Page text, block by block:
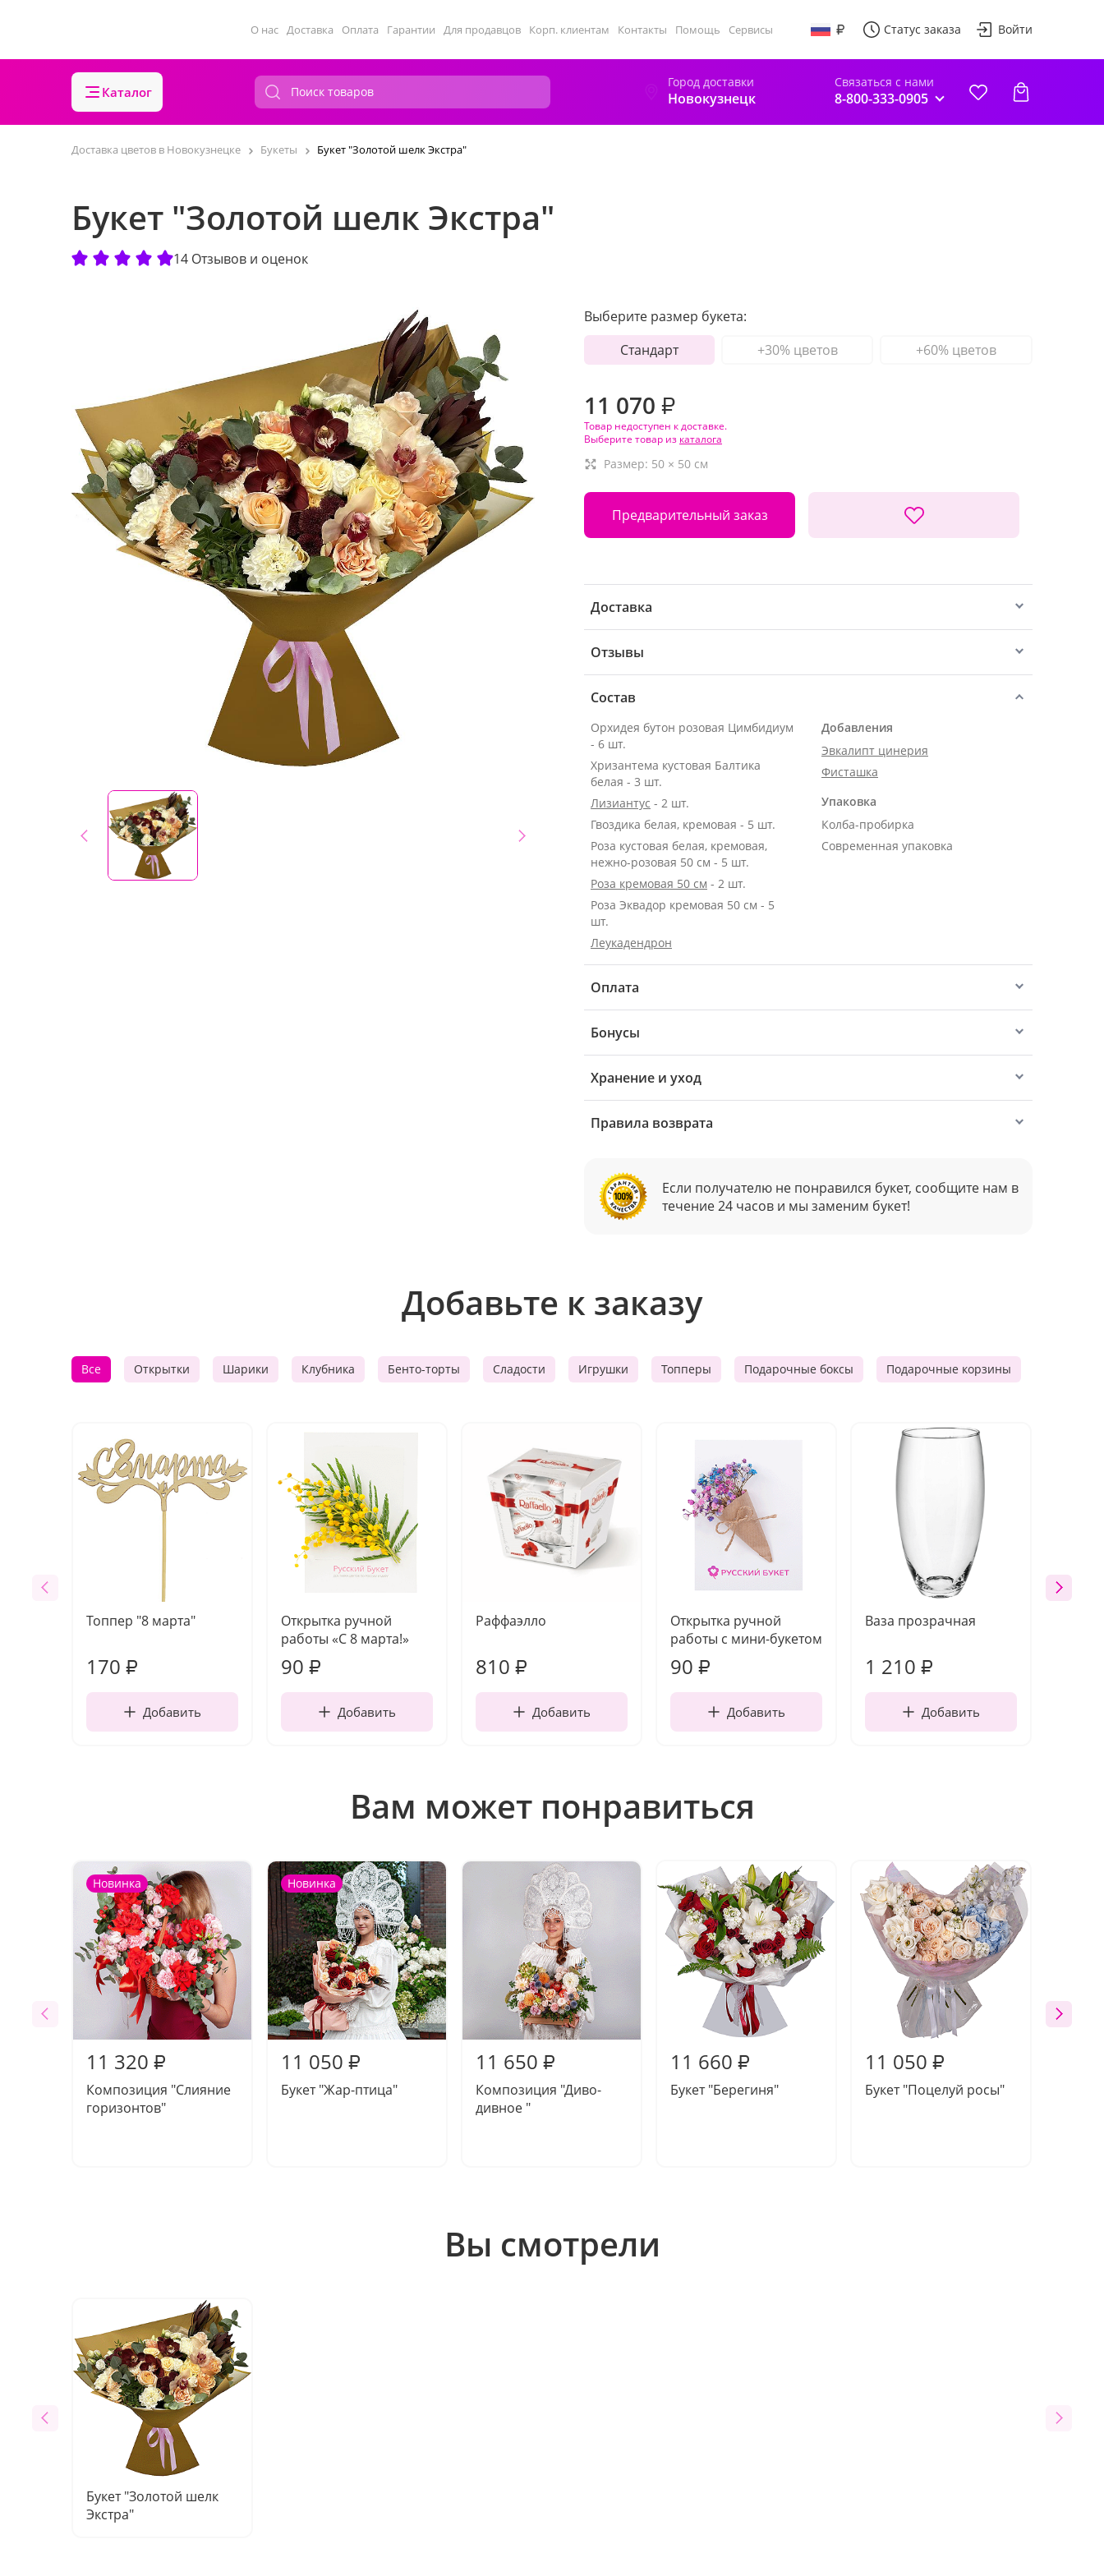
О нас Доставка Оплата Гарантии Для продавцов Корп. клиентам Контакты Помощь Сервисы Статус заказа Войти
Каталог
Город доставки
Новокузнецк
Связаться с нами
8-800-333-0905
Доставка цветов в Новокузнецке Букеты Букет "Золотой шелк Экстра"
Букет "Золотой шелк Экстра"
14 Отзывов и оценок
Выберите размер букета:
Стандарт
+30% цветов +60% цветов
11 070 ₽
Товар недоступен к доставке.
Выберите товар из каталога
Размер: 50 × 50 см
Предварительный заказ
Доставка
Отзывы
Состав
Орхидея бутон розовая Цимбидиум
- 6 шт.
Хризантема кустовая Балтика
белая - 3 шт.
Лизиантус - 2 шт.
Гвоздика белая, кремовая - 5 шт.
Роза кустовая белая, кремовая,
нежно-розовая 50 см - 5 шт.
Роза кремовая 50 см - 2 шт.
Роза Эквадор кремовая 50 см - 5
шт.
Леукадендрон
Добавления
Эвкалипт цинерия
Фисташка
Упаковка
Колба-пробирка
Современная упаковка
Оплата
Бонусы
Хранение и уход
Правила возврата
Если получателю не понравился букет, сообщите нам в
течение 24 часов и мы заменим букет!
Добавьте к заказу
Все Открытки Шарики Клубника Бенто-торты Сладости Игрушки Топперы Подарочные боксы Подарочные корзины
Топпер "8 марта"
170 ₽
Добавить
Открытка ручной
работы «С 8 марта!»
90 ₽
Добавить
Раффаэлло
810 ₽
Добавить
Открытка ручной
работы с мини-букетом
90 ₽
Добавить
Ваза прозрачная
1 210 ₽
Добавить
Вам может понравиться
Новинка
11 320 ₽
Композиция "Слияние
горизонтов"
Новинка
11 050 ₽
Букет "Жар-птица"
11 650 ₽
Композиция "Диво-
дивное "
11 660 ₽
Букет "Берегиня"
11 050 ₽
Букет "Поцелуй росы"
Вы смотрели
Букет "Золотой шелк
Экстра"